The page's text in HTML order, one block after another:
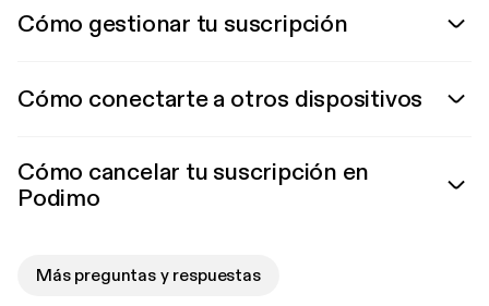
Cómo gestionar tu suscripción
Cómo conectarte a otros dispositivos
Cómo cancelar tu suscripción en
Podimo
Más preguntas y respuestas